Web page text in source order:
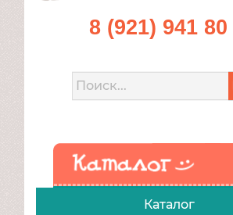
Доставка
Контакты
8 (921) 941 80
Каталог